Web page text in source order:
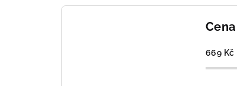
e
Cena
669 Kč